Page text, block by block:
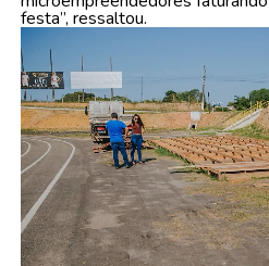
festa”, ressaltou.